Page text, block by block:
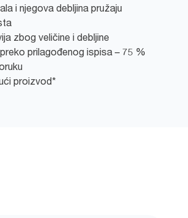
i njegova debljina pružaju
zbog veličine i debljine
prilagođenog ispisa – 75 %
proizvod*